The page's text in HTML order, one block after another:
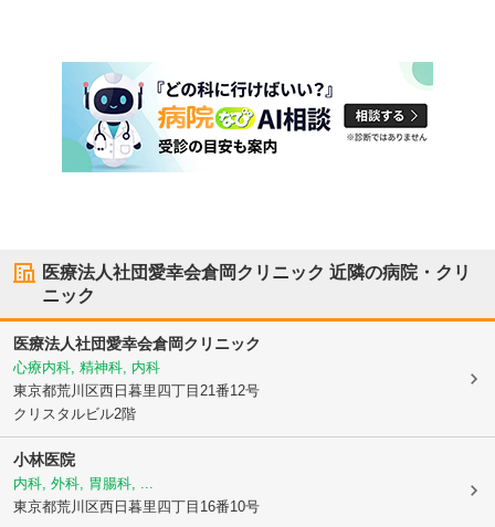
医療法人社団愛幸会倉岡クリニック 近隣の病院・クリ
ニック
医療法人社団愛幸会倉岡クリニック
心療内科, 精神科, 内科
東京都荒川区西日暮里四丁目21番12号
クリスタルビル2階
小林医院
内科, 外科, 胃腸科, ...
東京都荒川区西日暮里四丁目16番10号